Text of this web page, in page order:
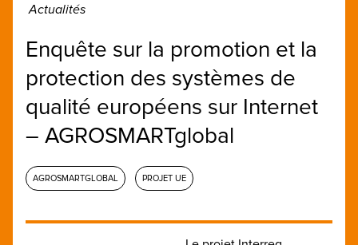
Actualités
Enquête sur la promotion et la
protection des systèmes de
qualité européens sur Internet
– AGROSMARTglobal
AGROSMARTGLOBAL PROJET UE